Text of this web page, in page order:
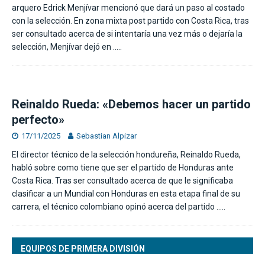
arquero Edrick Menjívar mencionó que dará un paso al costado
con la selección. En zona mixta post partido con Costa Rica, tras
ser consultado acerca de si intentaría una vez más o dejaría la
selección, Menjívar dejó en
Reinaldo Rueda: «Debemos hacer un partido
perfecto»
17/11/2025 Sebastian Alpizar
El director técnico de la selección hondureña, Reinaldo Rueda,
habló sobre como tiene que ser el partido de Honduras ante
Costa Rica. Tras ser consultado acerca de que le significaba
clasificar a un Mundial con Honduras en esta etapa final de su
carrera, el técnico colombiano opinó acerca del partido
EQUIPOS DE PRIMERA DIVISIÓN